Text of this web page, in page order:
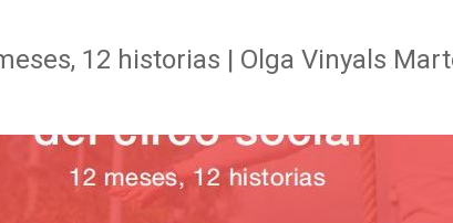
12 historias | Olga Vinyals